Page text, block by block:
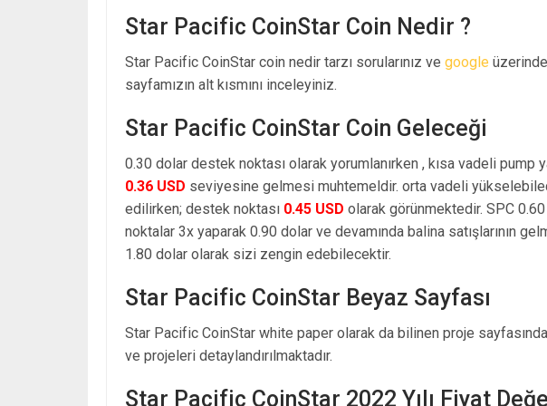
Star Pacific CoinStar Coin Nedir ?
Star Pacific CoinStar coin nedir tarzı sorularınız ve google
sayfamızın alt kısmını inceleyiniz.
Star Pacific CoinStar Coin Geleceği
0.30 dolar destek noktası olarak yorumlanırken , kısa vadeli pump
0.36 USD seviyesine gelmesi muhtemeldir. orta vadeli
edilirken; destek noktası 0.45 USD olarak görünmektedir. SPC
noktalar 3x yaparak 0.90 dolar ve devamında balina satışlarının
1.80 dolar olarak sizi zengin edebilecektir.
Star Pacific CoinStar Beyaz Sayfası
Star Pacific CoinStar white paper olarak da bilinen proje
ve projeleri detaylandırılmaktadır.
Star Pacific CoinStar 2022 Yılı Fiyat